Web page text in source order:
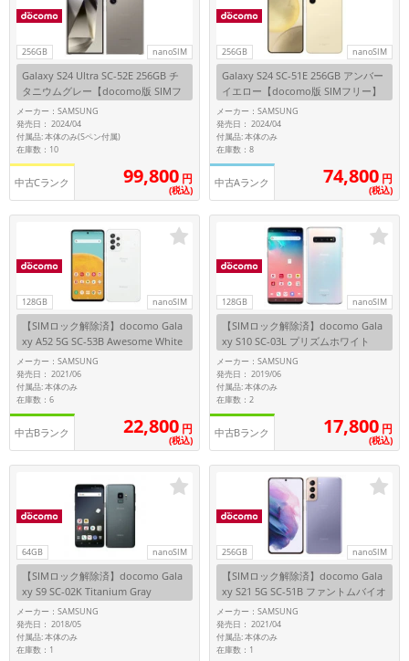
256GB nanoSIM
Galaxy S24 Ultra SC-52E 256GB チ
タニウムグレー【docomo版 SIMフ
リー】
メーカー：SAMSUNG
発売日： 2024/04
付属品: 本体のみ(Sペン付属)
在庫数：10
中古Cランク 99,800 円
(税込)
256GB nanoSIM
Galaxy S24 SC-51E 256GB アンバー
イエロー【docomo版 SIMフリー】
メーカー：SAMSUNG
発売日： 2024/04
付属品: 本体のみ
在庫数：8
中古Aランク 74,800 円
(税込)
128GB nanoSIM
【SIMロック解除済】docomo Gala
xy A52 5G SC-53B Awesome White
メーカー：SAMSUNG
発売日： 2021/06
付属品: 本体のみ
在庫数：6
中古Bランク 22,800 円
(税込)
128GB nanoSIM
【SIMロック解除済】docomo Gala
xy S10 SC-03L プリズムホワイト
メーカー：SAMSUNG
発売日： 2019/06
付属品: 本体のみ
在庫数：2
中古Bランク 17,800 円
(税込)
64GB nanoSIM
【SIMロック解除済】docomo Gala
xy S9 SC-02K Titanium Gray
メーカー：SAMSUNG
発売日： 2018/05
付属品: 本体のみ
在庫数：1
256GB nanoSIM
【SIMロック解除済】docomo Gala
xy S21 5G SC-51B ファントムバイオ
レット
メーカー：SAMSUNG
発売日： 2021/04
付属品: 本体のみ
在庫数：1